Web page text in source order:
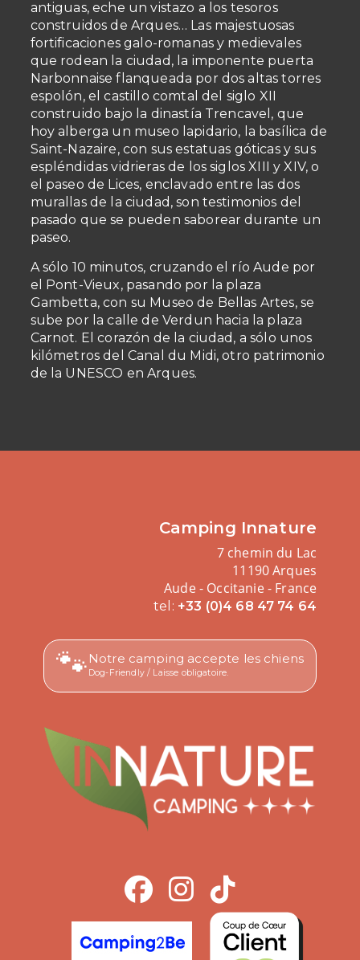
antiguas, eche un vistazo a los tesoros
construidos de Arques… Las majestuosas
fortificaciones galo-romanas y medievales
que rodean la ciudad, la imponente puerta
Narbonnaise flanqueada por dos altas torres
espolón, el castillo comtal del siglo XII
construido bajo la dinastía Trencavel, que
hoy alberga un museo lapidario, la basílica de
Saint-Nazaire, con sus estatuas góticas y sus
espléndidas vidrieras de los siglos XIII y XIV, o
el paseo de Lices, enclavado entre las dos
murallas de la ciudad, son testimonios del
pasado que se pueden saborear durante un
paseo.
A sólo 10 minutos, cruzando el río Aude por
el Pont-Vieux, pasando por la plaza
Gambetta, con su Museo de Bellas Artes, se
sube por la calle de Verdun hacia la plaza
Carnot. El corazón de la ciudad, a sólo unos
kilómetros del Canal du Midi, otro patrimonio
de la UNESCO en Arques.
Camping Innature
7 chemin du Lac
11190 Arques
Aude - Occitanie - France
tel: +33 (0)4 68 47 74 64
🐾 Notre camping accepte les chiens
Dog-Friendly / Laisse obligatoire.